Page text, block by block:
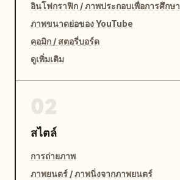
อินโฟกราฟิก / ภาพประกอบเพื่อการศึกษา
ภาพขนาดย่อของ YouTube
คอมิก / สตอรี่บอร์ด
ดูเพิ่มเติม
สไตล์
การถ่ายภาพ
ภาพยนตร์ / ภาพนิ่งจากภาพยนตร์